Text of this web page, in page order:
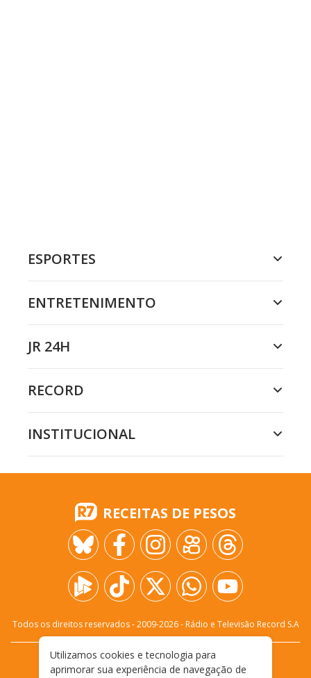
ESPORTES
ENTRETENIMENTO
JR 24H
RECORD
INSTITUCIONAL
RECEITAS DE PESOS
Todos os direitos reservados - 2009-2026- Rádio e Televisão Record S.A
FALE CONOSCO
PRIVACIDADE
Utilizamos cookies e tecnologia para
aprimorar sua experiência de navegação de